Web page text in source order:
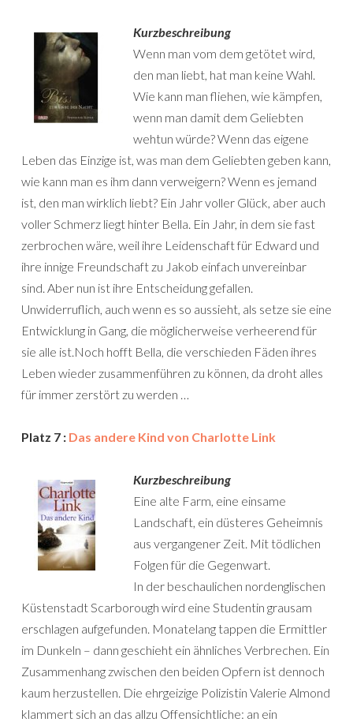
Kurzbeschreibung
Wenn man vom dem getötet wird,
den man liebt, hat man keine Wahl.
Wie kann man fliehen, wie kämpfen,
wenn man damit dem Geliebten
wehtun würde? Wenn das eigene
Leben das Einzige ist, was man dem Geliebten geben kann,
wie kann man es ihm dann verweigern? Wenn es jemand
ist, den man wirklich liebt? Ein Jahr voller Glück, aber auch
voller Schmerz liegt hinter Bella. Ein Jahr, in dem sie fast
zerbrochen wäre, weil ihre Leidenschaft für Edward und
ihre innige Freundschaft zu Jakob einfach unvereinbar
sind. Aber nun ist ihre Entscheidung gefallen.
Unwiderruflich, auch wenn es so aussieht, als setze sie eine
Entwicklung in Gang, die möglicherweise verheerend für
sie alle ist.Noch hofft Bella, die verschieden Fäden ihres
Leben wieder zusammenführen zu können, da droht alles
für immer zerstört zu werden …
Platz 7 : Das andere Kind von Charlotte Link
Kurzbeschreibung
Eine alte Farm, eine einsame
Landschaft, ein düsteres Geheimnis
aus vergangener Zeit. Mit tödlichen
Folgen für die Gegenwart.
In der beschaulichen nordenglischen
Küstenstadt Scarborough wird eine Studentin grausam
erschlagen aufgefunden. Monatelang tappen die Ermittler
im Dunkeln – dann geschieht ein ähnliches Verbrechen. Ein
Zusammenhang zwischen den beiden Opfern ist dennoch
kaum herzustellen. Die ehrgeizige Polizistin Valerie Almond
klammert sich an das allzu Offensichtliche: an ein